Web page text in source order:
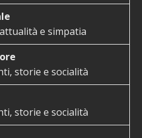
e simpatia
storie e socialità
storie e socialità